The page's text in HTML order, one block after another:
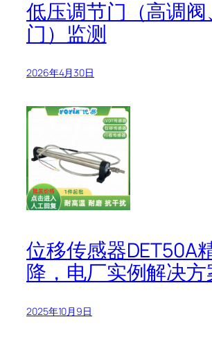
低压调节门（高调阀
门）监测
2026年4月30日
位移传感器DET50A
降，电厂实例解决方
2025年10月9日